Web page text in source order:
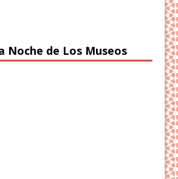
Noche de Los Museos